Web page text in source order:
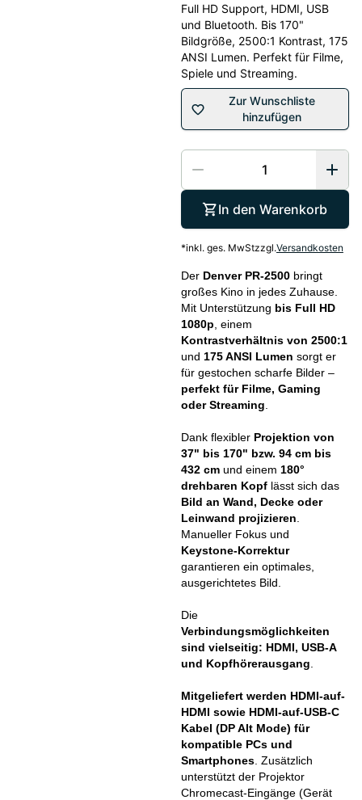
Full HD Support, HDMI, USB
und Bluetooth. Bis 170"
Bildgröße, 2500:1 Kontrast, 175
ANSI Lumen. Perfekt für Filme,
Spiele und Streaming.
Zur Wunschliste
hinzufügen
In den Warenkorb
*inkl. ges. MwStzzgl.Versandkosten
Der Denver PR-2500 bringt
großes Kino in jedes Zuhause.
Mit Unterstützung bis Full HD
1080p , einem
Kontrastverhältnis von 2500:1
und 175 ANSI Lumen sorgt er
für gestochen scharfe Bilder –
perfekt für Filme, Gaming
oder Streaming
Dank flexibler Projektion von
37" bis 170" bzw. 94 cm bis
432 cmund einem 180°
drehbaren Kopflässt sich das
Bild an Wand, Decke oder
Leinwand projizieren
Manueller Fokus und
Keystone-Korrektur
garantieren ein optimales,
ausgerichtetes Bild.
Die
Verbindungsmöglichkeiten
sind vielseitig: HDMI, USB-A
und Kopfhörerausgang
Mitgeliefert werden HDMI-auf-
HDMI sowie HDMI-auf-USB-C
Kabel (DP Alt Mode) für
kompatible PCs und
Smartphones. Zusätzlich
unterstützt der Projektor
Chromecast-Eingänge (Gerät